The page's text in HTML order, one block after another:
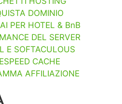
DOMINIO
PER HOTEL & BnB
DEL SERVER
E SOFTACULOUS
CACHE
AFFILIAZIONE